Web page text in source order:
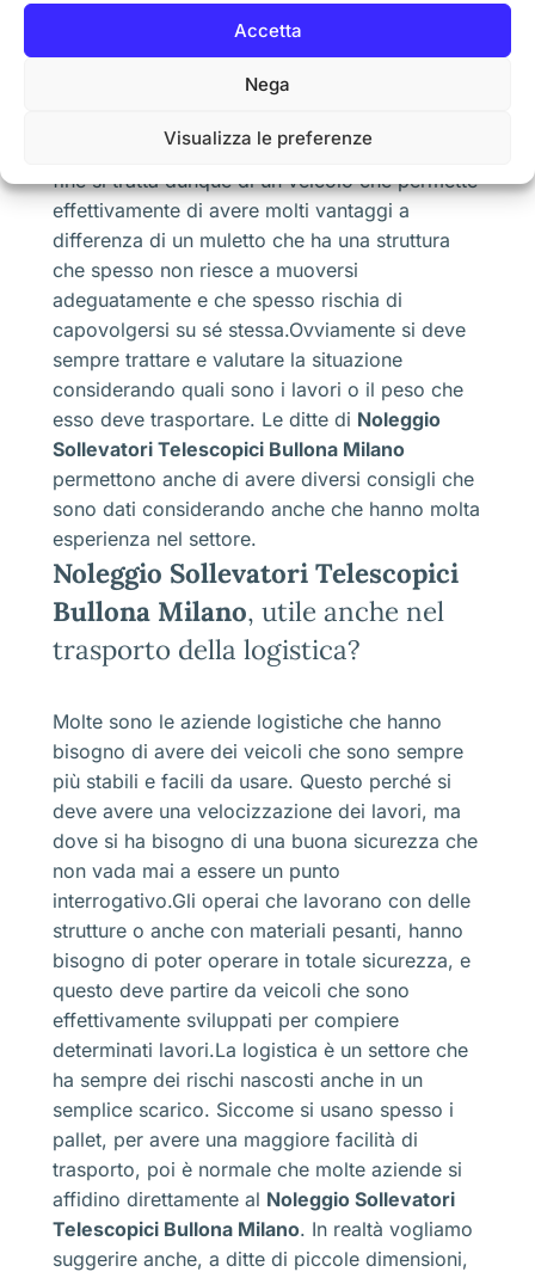
Accetta
Nega
Visualizza le preferenze
aumento delle merci che sono spostate in
questo modo, ecco che è diventato utile avere
Noleggio Sollevatori
spostamento, ma senza correre rischi gravi.Alla
fine si tratta dunque di un veicolo che permette
effettivamente di avere molti vantaggi a
differenza di un muletto che ha una struttura
che spesso non riesce a muoversi
adeguatamente e che spesso rischia di
capovolgersi su sé stessa.Ovviamente si deve
sempre trattare e valutare la situazione
considerando quali sono i lavori o il peso che
esso deve trasportare. Le ditte di Noleggio
Sollevatori Telescopici Bullona Milano
permettono anche di avere diversi consigli che
sono dati considerando anche che hanno molta
esperienza nel settore.
Noleggio Sollevatori Telescopici
Bullona Milano, utile anche nel
trasporto della logistica?
Molte sono le aziende logistiche che hanno
bisogno di avere dei veicoli che sono sempre
più stabili e facili da usare. Questo perché si
deve avere una velocizzazione dei lavori, ma
dove si ha bisogno di una buona sicurezza che
non vada mai a essere un punto
interrogativo.Gli operai che lavorano con delle
strutture o anche con materiali pesanti, hanno
bisogno di poter operare in totale sicurezza, e
questo deve partire da veicoli che sono
effettivamente sviluppati per compiere
determinati lavori.La logistica è un settore che
ha sempre dei rischi nascosti anche in un
semplice scarico. Siccome si usano spesso i
pallet, per avere una maggiore facilità di
trasporto, poi è normale che molte aziende si
affidino direttamente al Noleggio Sollevatori
Telescopici Bullona Milano. In realtà vogliamo
suggerire anche, a ditte di piccole dimensioni,